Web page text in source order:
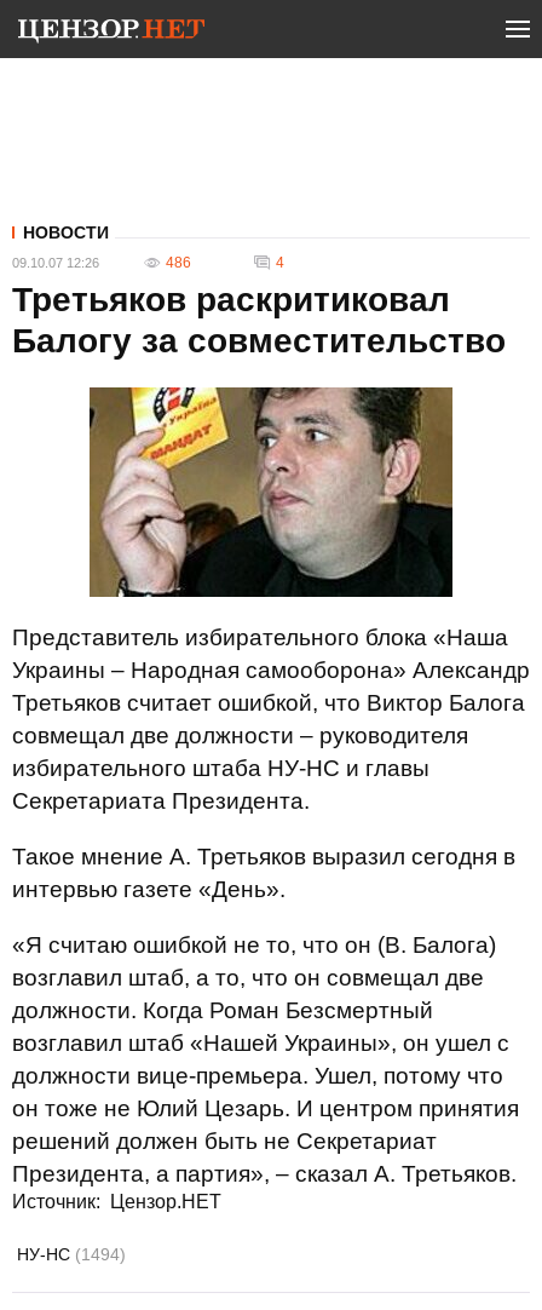
НОВОСТИ
09.10.07 12:26 486 4
Третьяков раскритиковал
Балогу за совместительство
Представитель избирательного блока «Наша
Украины – Народная самооборона» Александр
Третьяков считает ошибкой, что Виктор Балога
совмещал две должности – руководителя
избирательного штаба НУ-НС и главы
Секретариата Президента.
Такое мнение А. Третьяков выразил сегодня в
интервью газете «День».
«Я считаю ошибкой не то, что он (В. Балога)
возглавил штаб, а то, что он совмещал две
должности. Когда Роман Безсмертный
возглавил штаб «Нашей Украины», он ушел с
должности вице-премьера. Ушел, потому что
он тоже не Юлий Цезарь. И центром принятия
решений должен быть не Секретариат
Президента, а партия», – сказал А. Третьяков.
Источник: Цензор.НЕТ
НУ-НС (1494)